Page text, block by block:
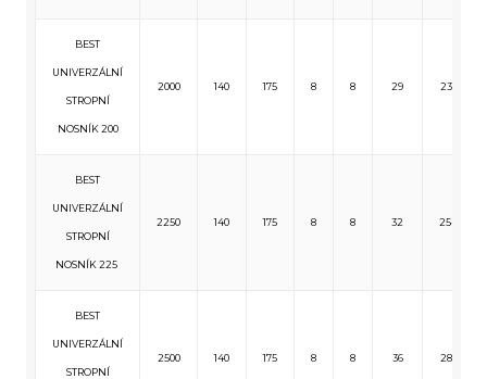
BEST
UNIVERZÁLNÍ
STROPNÍ
NOSNÍK 200
2000 140 175 8 8 29 233
BEST
UNIVERZÁLNÍ
STROPNÍ
NOSNÍK 225
2250 140 175 8 8 32 254
BEST
UNIVERZÁLNÍ
STROPNÍ
2500 140 175 8 8 36 285